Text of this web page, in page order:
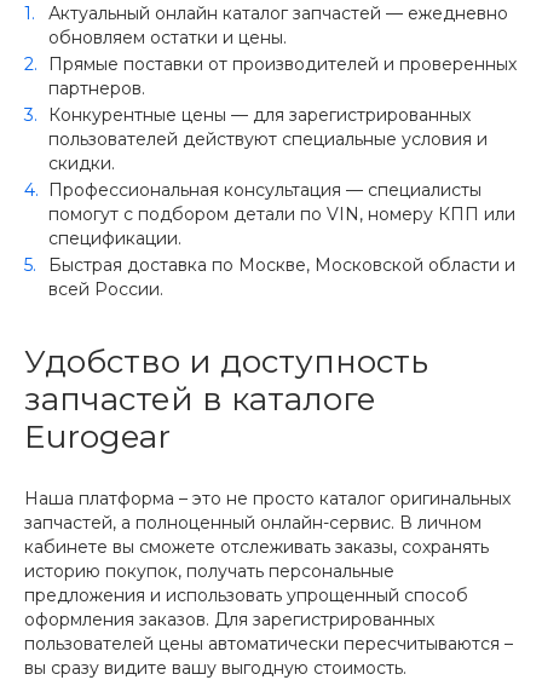
Актуальный онлайн каталог запчастей — ежедневно
обновляем остатки и цены.
Прямые поставки от производителей и проверенных
партнеров.
Конкурентные цены — для зарегистрированных
пользователей действуют специальные условия и
скидки.
Профессиональная консультация — специалисты
помогут с подбором детали по VIN, номеру КПП или
спецификации.
Быстрая доставка по Москве, Московской области и
всей России.
Удобство и доступность
запчастей в каталоге
Eurogear
Наша платформа – это не просто каталог оригинальных
запчастей, а полноценный онлайн-сервис. В личном
кабинете вы сможете отслеживать заказы, сохранять
историю покупок, получать персональные
предложения и использовать упрощенный способ
оформления заказов. Для зарегистрированных
пользователей цены автоматически пересчитываются –
вы сразу видите вашу выгодную стоимость.